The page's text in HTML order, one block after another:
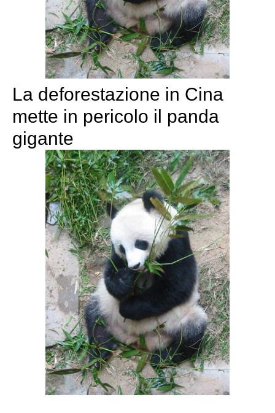
La deforestazione in Cina
mette in pericolo il panda
gigante